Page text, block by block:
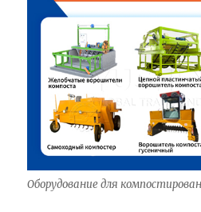
Оборудование для